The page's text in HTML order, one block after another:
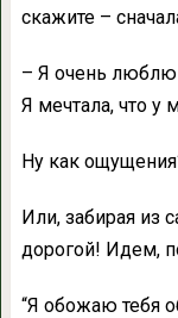
скажите –
– Я очень люблю
Я мечтала, что у
Ну как
Или, забирая из
дорогой! Идем,
“Я обожаю тебя